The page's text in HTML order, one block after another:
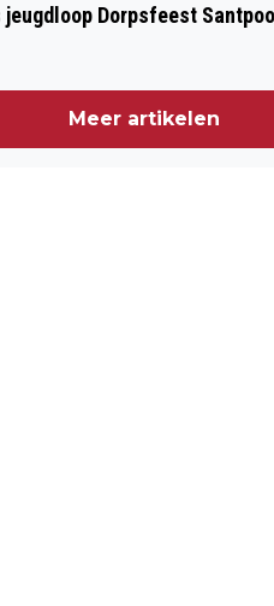
Dorpsfeest
Meer artikelen